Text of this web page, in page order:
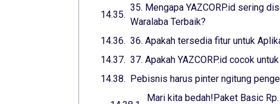
35. Mengapa YAZCORP.id sering
Waralaba Terbaik?
36. Apakah tersedia fitur untuk
37. Apakah YAZCORP.id cocok
Pebisnis harus pinter ngitung
Mari kita bedah!Paket Basic